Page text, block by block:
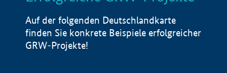
Auf der folgenden Deutschlandkarte
finden Sie konkrete Beispiele erfolgreicher
GRW-Projekte!